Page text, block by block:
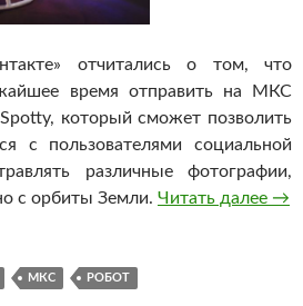
отчитались о том, что
время отправить на МКС
который сможет позволить
с пользователями социальной
различные фотографии,
с орбиты Земли. Читать далее →
МКС РОБОТ